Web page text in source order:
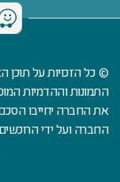
© כל הזכויות על תוכן
התמונות וההדמיות
את החברה יחייבו
החברה ועל ידי הרוכשים.